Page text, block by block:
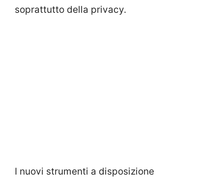
soprattutto della privacy.
I nuovi strumenti a disposizione